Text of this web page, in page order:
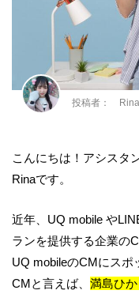
投稿者： Rina
こんにちは！アシスタ
Rinaです。
近年、UQ mobile や
ランを提供する企業の
UQ mobileのCMにスポ
CMと言えば、 満島ひ